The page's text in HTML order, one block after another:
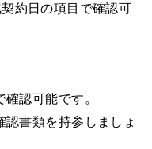
約日の項目で確認可
認可能です。
書類を持参しましょ